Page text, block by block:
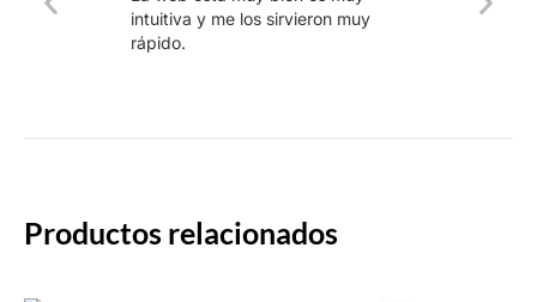
intuitiva y me los sirvieron muy
rápido.
Productos relacionados